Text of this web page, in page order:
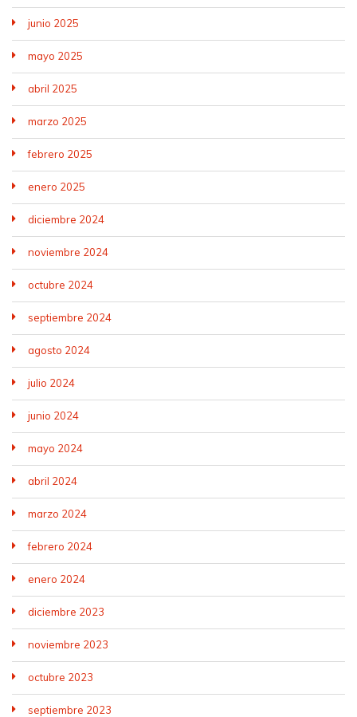
junio 2025
mayo 2025
abril 2025
marzo 2025
febrero 2025
enero 2025
diciembre 2024
noviembre 2024
octubre 2024
septiembre 2024
agosto 2024
julio 2024
junio 2024
mayo 2024
abril 2024
marzo 2024
febrero 2024
enero 2024
diciembre 2023
noviembre 2023
octubre 2023
septiembre 2023